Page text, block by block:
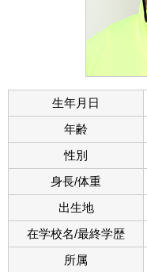
生年月日
年齢
性別
身長/体重
出生地
在学校名/最終学歴
所属